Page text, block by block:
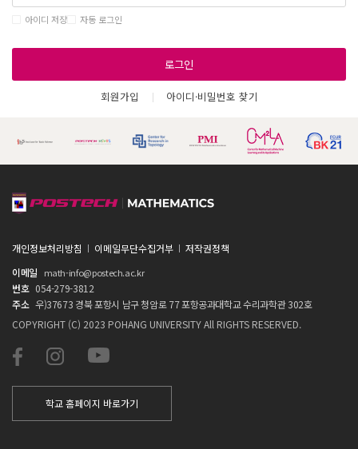
아이디 저장 자동 로그인
로그인
회원가입 아이디·비밀번호 찾기
개인정보처리방침 이메일무단수집거부
저작권정책
이메일
math-info@postech.ac.kr
번호 054-279-3812
주소 우)37673 경북 포항시 남구 청암로 77 포항공과대학교 수리과학관 302호
COPYRIGHT (C) 2023 POHANG UNIVERSITY All RIGHTS RESERVED.
학교 홈페이지 바로가기